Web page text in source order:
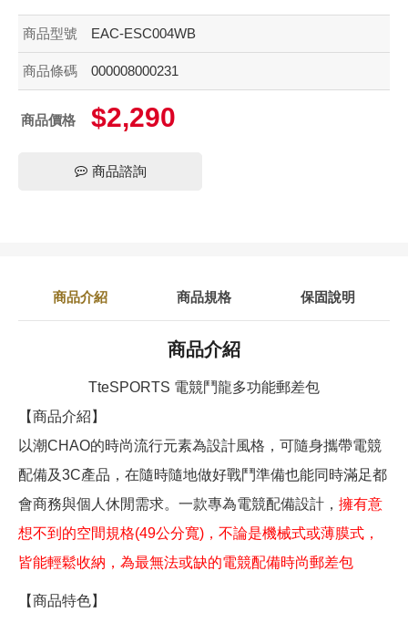
商品型號 EAC-ESC004WB
商品條碼 000008000231
商品價格 $2,290
商品諮詢
商品介紹 商品規格 保固說明
商品介紹
TteSPORTS 電競鬥龍多功能郵差包
【商品介紹】
以潮CHAO的時尚流行元素為設計風格，可隨身攜帶電競
配備及3C產品，在隨時隨地做好戰鬥準備也能同時滿足都
會商務與個人休閒需求。一款專為電競配備設計， 擁有意
想不到的空間規格(49公分寬)，不論是機械式或薄膜式，
皆能輕鬆收納，為最無法或缺的電競配備時尚郵差包
【商品特色】